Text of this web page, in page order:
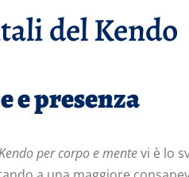
del Kendo
e presenza
per corpo e mentevi è lo